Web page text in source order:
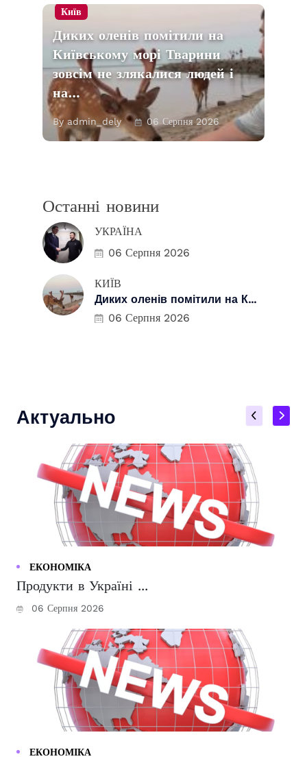
Київ
Диких оленів помітили на
Київському морі Тварини
зовсім не злякалися людей і
на…
By admin_dely 06 Серпня 2026
Останні новини
УКРАЇНА
06 Серпня 2026
КИЇВ
Диких оленів помітили на К...
06 Серпня 2026
Актуально
ЕКОНОМІКА
Продукти в Україні ...
06 Серпня 2026
ЕКОНОМІКА